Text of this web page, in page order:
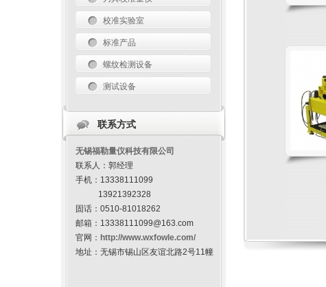
校准实验室
标准产品
螺纹检测设备
测试设备
联系方式
无锡福勒量仪科技有限公司
联系人：郭经理
手机：13338111099
13921392328
固话：0510-81018262
邮箱：13338111099@163.com
官网： http://www.wxfowle.com/
地址：无锡市锡山区友谊北路2号11幢